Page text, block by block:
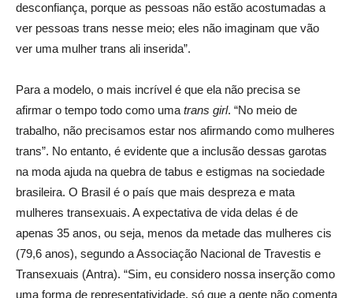
desconfiança, porque as pessoas não estão acostumadas a
ver pessoas trans nesse meio; eles não imaginam que vão
ver uma mulher trans ali inserida”.
Para a modelo, o mais incrível é que ela não precisa se
afirmar o tempo todo como uma trans girl. “No meio de
trabalho, não precisamos estar nos afirmando como mulheres
trans”. No entanto, é evidente que a inclusão dessas garotas
na moda ajuda na quebra de tabus e estigmas na sociedade
brasileira. O Brasil é o país que mais despreza e mata
mulheres transexuais. A expectativa de vida delas é de
apenas 35 anos, ou seja, menos da metade das mulheres cis
(79,6 anos), segundo a Associação Nacional de Travestis e
Transexuais (Antra). “Sim, eu considero nossa inserção como
uma forma de representatividade, só que a gente não comenta